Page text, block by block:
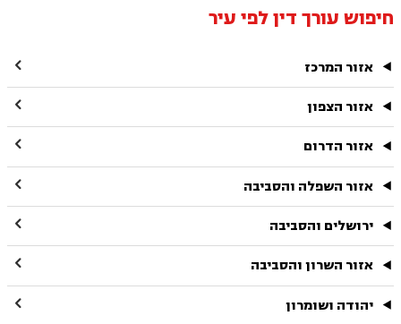
חיפוש עורך דין לפי עיר
אזור המרכז 
אזור הצפון 
אזור הדרום 
אזור השפלה והסביבה 
ירושלים והסביבה 
אזור השרון והסביבה 
יהודה ושומרון 